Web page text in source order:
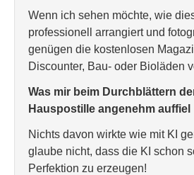
Wenn ich sehen möchte, wie
professionell arrangiert und
genügen die kostenlosen
Discounter, Bau- oder Bioläden
Was mir beim Durchblättern
Hauspostille angenehm auffiel
Nichts davon wirkte wie mit KI
glaube nicht, dass die KI schon
Perfektion zu erzeugen!